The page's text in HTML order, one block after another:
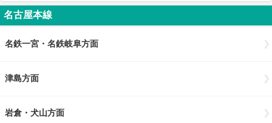
名古屋本線
名鉄一宮・名鉄岐阜方面
津島方面
岩倉・犬山方面